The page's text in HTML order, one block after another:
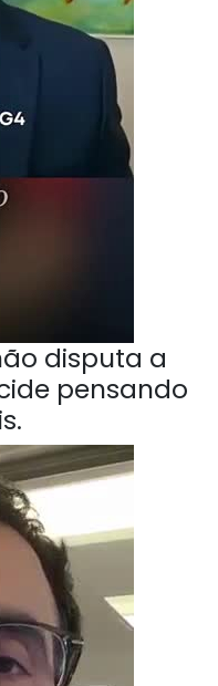
disputa a
pensando